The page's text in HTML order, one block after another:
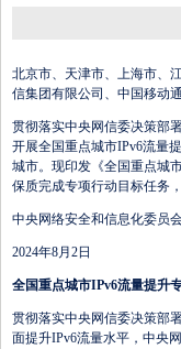
北京市、天津市、上海市、
信集团有限公司、中国移动
贯彻落实中央网信委决策部
开展全国重点城市IPv6流量
城市。现印发《全国重点城
保质完成专项行动目标任务
中央网络安全和信息化委员
2024年8月2日
全国重点城市IPv6流量提升
贯彻落实中央网信委决策部
面提升IPv6流量水平，中央